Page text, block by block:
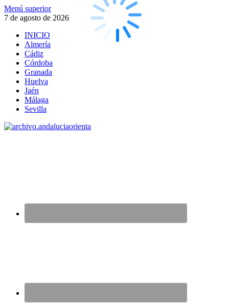
Saltar
al
Menú superior
7 de agosto de 2026
INICIO
Almería
Cádiz
Córdoba
Granada
Huelva
Jaén
Málaga
Sevilla